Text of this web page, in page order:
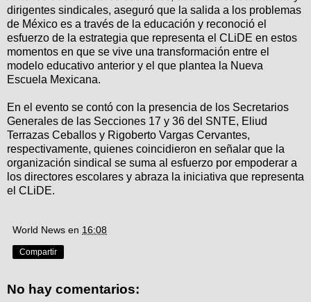
dirigentes sindicales, aseguró que la salida a los problemas
de México es a través de la educación y reconoció el
esfuerzo de la estrategia que representa el CLiDE en estos
momentos en que se vive una transformación entre el
modelo educativo anterior y el que plantea la Nueva
Escuela Mexicana.
En el evento se contó con la presencia de los Secretarios
Generales de las Secciones 17 y 36 del SNTE, Eliud
Terrazas Ceballos y Rigoberto Vargas Cervantes,
respectivamente, quienes coincidieron en señalar que la
organización sindical se suma al esfuerzo por empoderar a
los directores escolares y abraza la iniciativa que representa
el CLiDE.
World News en 16:08
Compartir
No hay comentarios: